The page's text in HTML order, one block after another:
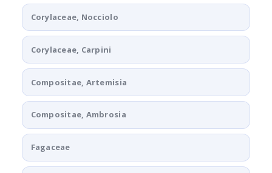
Corylaceae, Nocciolo
Corylaceae, Carpini
Compositae, Artemisia
Compositae, Ambrosia
Fagaceae